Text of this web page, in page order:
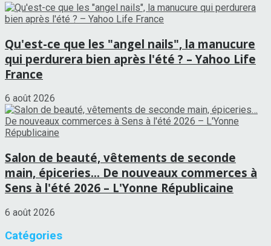
Qu'est-ce que les "angel nails", la manucure
qui perdurera bien après l'été ? – Yahoo Life
France
6 août 2026
Salon de beauté, vêtements de seconde
main, épiceries… De nouveaux commerces à
Sens à l'été 2026 – L'Yonne Républicaine
6 août 2026
Catégories